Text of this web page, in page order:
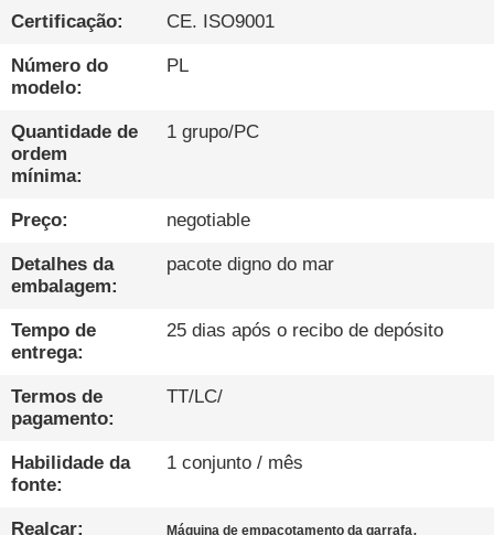
CONTROLE
DA
QUALIDADE
CONTACTE-
NOS
NOTÍCIA
FALEM
AGORA.
MAPA
Certificação: CE. ISO9001
Número do
modelo:
PL
Quantidade de
ordem
mínima:
1 grupo/PC
Preço: negotiable
Detalhes da
embalagem:
pacote digno do mar
Tempo de
entrega:
25 dias após o recibo de depósito
Termos de
pagamento:
TT/LC/
Habilidade da
fonte:
1 conjunto / mês
Realçar: Máquina de empacotamento da garrafa,